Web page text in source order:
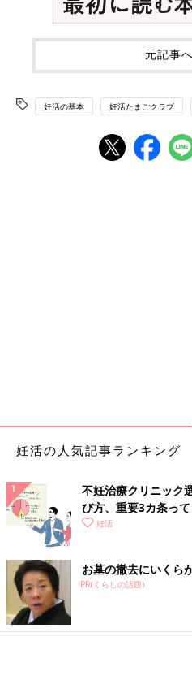
元記事
妊活の基本 妊活たまごクラブ
妊活の人気記事ランキング
不妊治療クリニック
び方、重要3カ条って
妊活
お墓の撤去にいくら
PR(くらしの話題)